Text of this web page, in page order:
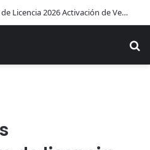
EaseUS Disk Copy Código de Licencia 2026 Activación de Versión Pro (Gratis)